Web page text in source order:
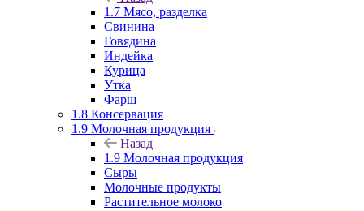
1.7 Мясо, разделка
Свинина
Говядина
Индейка
Курица
Утка
Фарш
1.8 Консервация
1.9 Молочная продукция
Назад
1.9 Молочная продукция
Сыры
Молочные продукты
Растительное молоко